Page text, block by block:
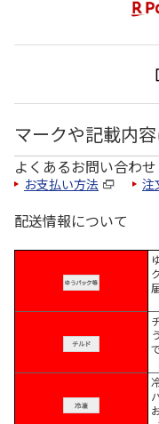
マークや記載内
よくあるお問い合わせ
お支払い方法 注
配送情報について